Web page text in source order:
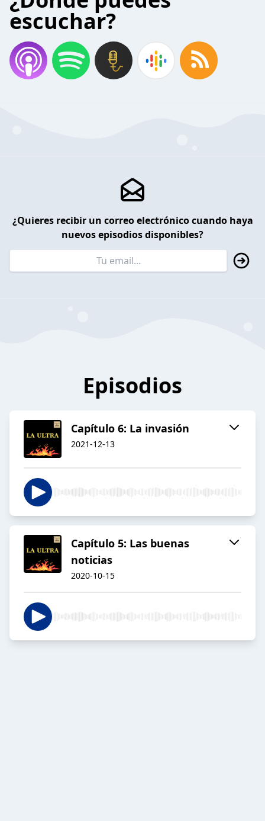
escuchar?
¿Quieres recibir un correo electrónico cuando haya
nuevos episodios disponibles?
Episodios
Capítulo 6: La invasión
2021-12-13
Capítulo 5: Las buenas
noticias
2020-10-15